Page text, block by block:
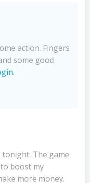
action. Fingers
some good
.
tonight. The game
boost my
more money.